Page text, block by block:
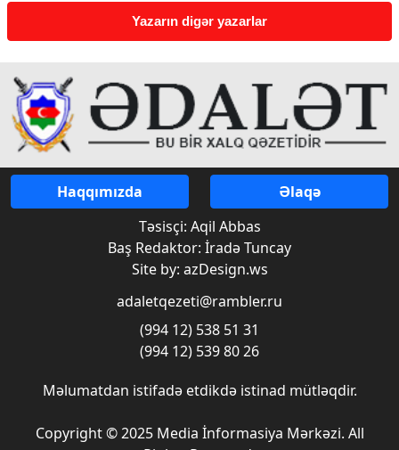
Yazarın digər yazarlar
Haqqımızda
Əlaqə
Təsisçi: Aqil Abbas
Baş Redaktor: İradə Tuncay
Site by: azDesign.ws
adaletqezeti@rambler.ru
(994 12) 538 51 31
(994 12) 539 80 26
Məlumatdan istifadə etdikdə istinad mütləqdir.
Copyright © 2025 Media İnformasiya Mərkəzi. All